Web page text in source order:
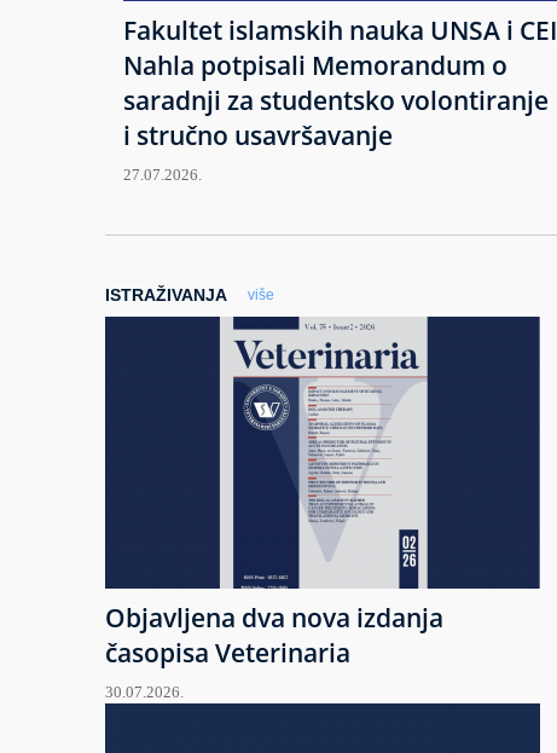
Fakultet islamskih nauka UNSA i CEI
Nahla potpisali Memorandum o
saradnji za studentsko volontiranje
i stručno usavršavanje
27.07.2026.
ISTRAŽIVANJA više
Objavljena dva nova izdanja
časopisa Veterinaria
30.07.2026.